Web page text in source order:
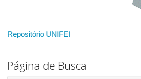
Repositório UNIFEI
Página de Busca